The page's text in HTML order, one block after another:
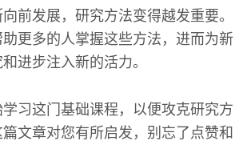
前发展，研究方法变得越发重要。
更多的人掌握这些方法，进而为新
进步注入新的活力。
习这门基础课程，以便攻克研究方
文章对您有所启发，别忘了点赞和